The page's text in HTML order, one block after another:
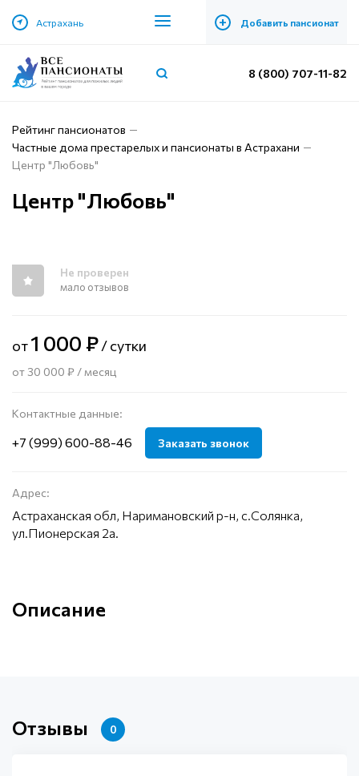
Астрахань + Добавить пансионат
8 (800) 707-11-82
Рейтинг пансионатов
Частные дома престарелых и пансионаты в Астрахани
Центр "Любовь"
Центр "Любовь"
Не проверен
мало отзывов
от1 000 ₽/ сутки
от 30 000 ₽ / месяц
Контактные данные:
+7 (999) 600-88-46 Заказать звонок
Адрес:
Астраханская обл, Наримановский р-н, с.Солянка,
ул.Пионерская 2а.
Описание
Отзывы 0